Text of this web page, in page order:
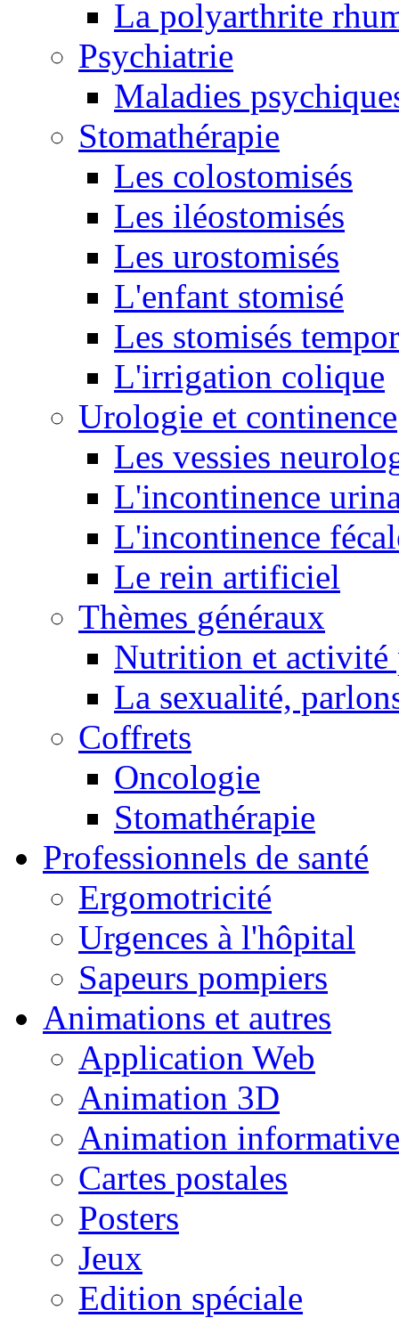
La polyarthrite
Psychiatrie
Maladies
Stomathérapie
Les colostomisés
Les iléostomisés
Les urostomisés
L'enfant stomisé
Les stomisés
L'irrigation colique
Urologie et continence
Les vessies
L'incontinence
L'incontinence
Le rein artificiel
Thèmes généraux
Nutrition et activité
La sexualité,
Coffrets
Oncologie
Stomathérapie
Professionnels de santé
Ergomotricité
Urgences à l'hôpital
Sapeurs pompiers
Animations et autres
Application Web
Animation 3D
Animation informative
Cartes postales
Posters
Jeux
Edition spéciale